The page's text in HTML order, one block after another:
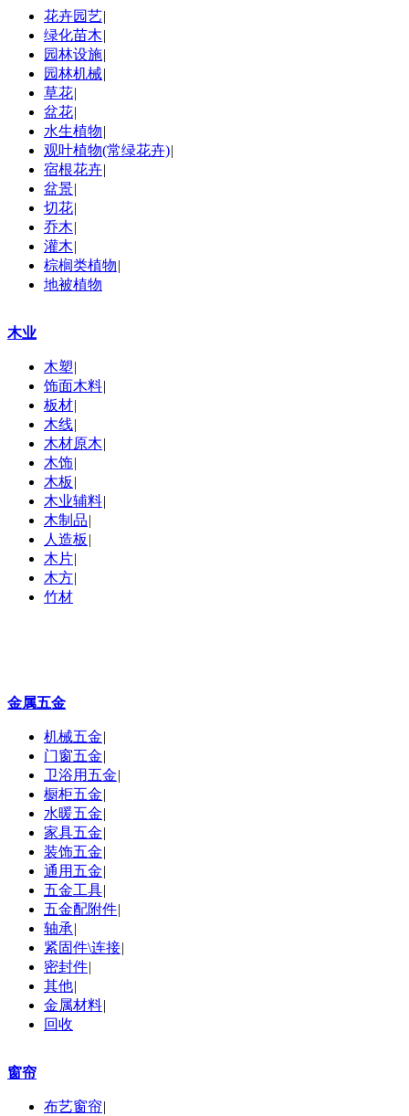
花卉园艺|
绿化苗木|
园林设施|
园林机械|
草花|
盆花|
水生植物|
观叶植物(常绿花卉)|
宿根花卉|
盆景|
切花|
乔木|
灌木|
棕榈类植物|
地被植物
木业
木塑|
饰面木料|
板材|
木线|
木材原木|
木饰|
木板 |
木业辅料|
木制品|
人造板 |
木片|
木方|
竹材
金属五金
机械五金|
门窗五金|
卫浴用五金|
橱柜五金|
水暖五金|
家具五金|
装饰五金|
通用五金|
五金工具|
五金配附件|
轴承|
紧固件\连接|
密封件|
其他|
金属材料|
回收
窗帘
布艺窗帘|